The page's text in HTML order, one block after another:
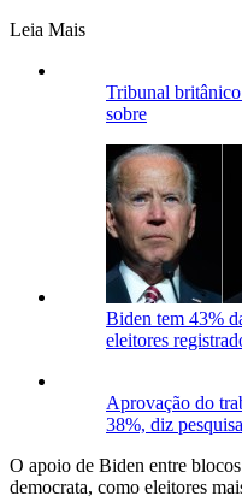
Leia Mais
Tribunal
sobre
Biden tem 43%
eleitores
Aprovação do
38%, diz
O apoio de Biden entre
democrata, como eleitores